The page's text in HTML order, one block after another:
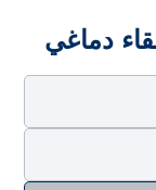
دماغي